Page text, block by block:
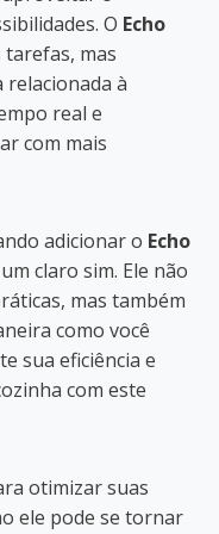
O Echo
mas
relacionada à
real e
com mais
adicionar o Echo
claro sim. Ele não
mas também
como você
sua eficiência e
com este
otimizar suas
ele pode se tornar